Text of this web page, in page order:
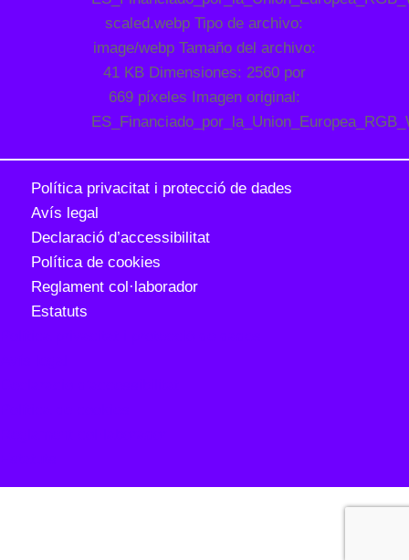
Política privacitat i protecció de dades
Avís legal
Declaració d’accessibilitat
Política de cookies
Reglament col·laborador
Estatuts